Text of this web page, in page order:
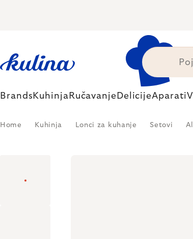
Brands Kuhinja Ručavanje DelicijeAparati
Home Kuhinja Lonci za kuhanje Setovi